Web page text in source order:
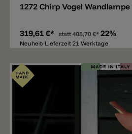
1272 Chirp Vogel
319,61 €* statt408,70 €* 22%
Neuheit: Lieferzeit 21 Werktage